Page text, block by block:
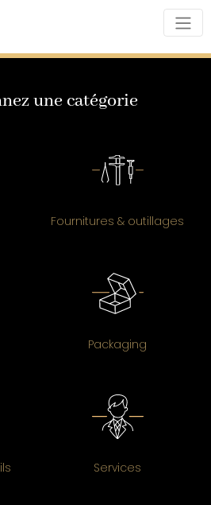
une catégorie
Fournitures & outillages
Packaging
Services